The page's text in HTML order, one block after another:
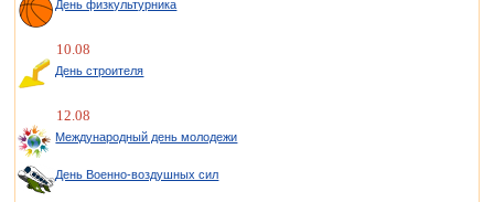
День физкультурника
10.08
День строителя
12.08
Международный день молодежи
День Военно-воздушных сил